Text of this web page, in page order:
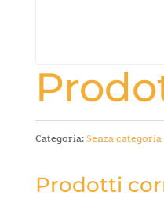
Categoria:Senza categoria
Prodotti